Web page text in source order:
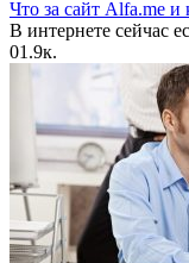
Что за сайт Alfa.me и
В интернете сейчас
01.9к.